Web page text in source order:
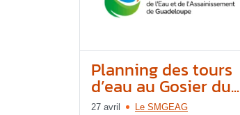
Planning des tours
d’eau au Gosier du...
27 avril Le SMGEAG